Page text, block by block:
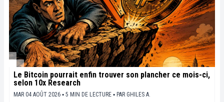
Le Bitcoin pourrait enfin trouver son plancher ce mois-ci,
selon 10x Research
MAR 04 AOÛT 2026 ▪ 5 MIN DE LECTURE ▪ PAR GHILES A.